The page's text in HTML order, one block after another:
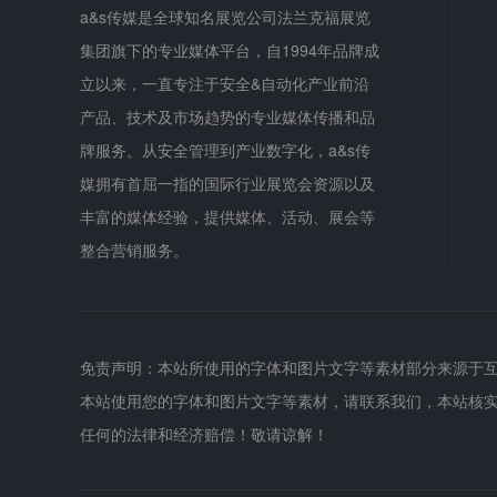
a&s传媒是全球知名展览公司法兰克福展览
集团旗下的专业媒体平台，自1994年品牌成
立以来，一直专注于安全&自动化产业前沿
产品、技术及市场趋势的专业媒体传播和品
牌服务。从安全管理到产业数字化，a&s传
媒拥有首屈一指的国际行业展览会资源以及
丰富的媒体经验，提供媒体、活动、展会等
整合营销服务。
免责声明：本站所使用的字体和图片文字等素材部分来源
本站使用您的字体和图片文字等素材，请联系我们，本站
任何的法律和经济赔偿！敬请谅解！